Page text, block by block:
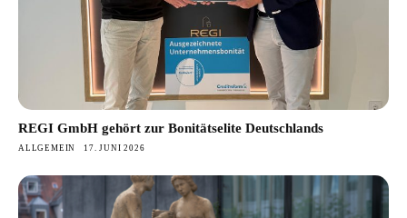
REGI GmbH gehört zur Bonitätselite Deutschlands
ALLGEMEIN 17. JUNI 2026